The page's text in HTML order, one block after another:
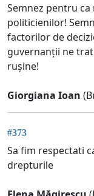
Semnez pentru
politicienilor!
factorilor de
guvernanții ne
rușine!
Giorgiana Ioan
#373
Sa fim respectati
drepturile